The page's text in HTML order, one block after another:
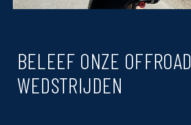
BELEEF ONZE OFFROAD
WEDSTRIJDEN